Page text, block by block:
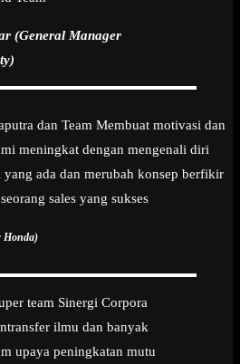
(General Manager
dan Team Membuat motivasi dan
meningkat dengan mengenali diri
yang ada dan merubah konsep berfikir
sales yang sukses
Honda)
team Sinergi Corpora
ilmu dan banyak
upaya peningkatan mutu